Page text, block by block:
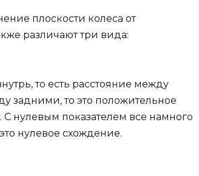
плоскости колеса от
различают три вида:
то есть расстояние между
задними, то это положительное
нулевым показателем все намного
нулевое схождение.